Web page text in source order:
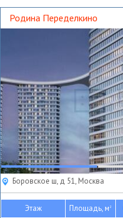
Родина Переделкино
Боровское ш, д 51, Москва
Этаж Площадь, м2